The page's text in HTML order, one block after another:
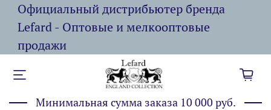
Официальный дистрибьютер бренда
Lefard - Оптовые и мелкооптовые
продажи
Минимальная сумма заказа 10 000 руб.